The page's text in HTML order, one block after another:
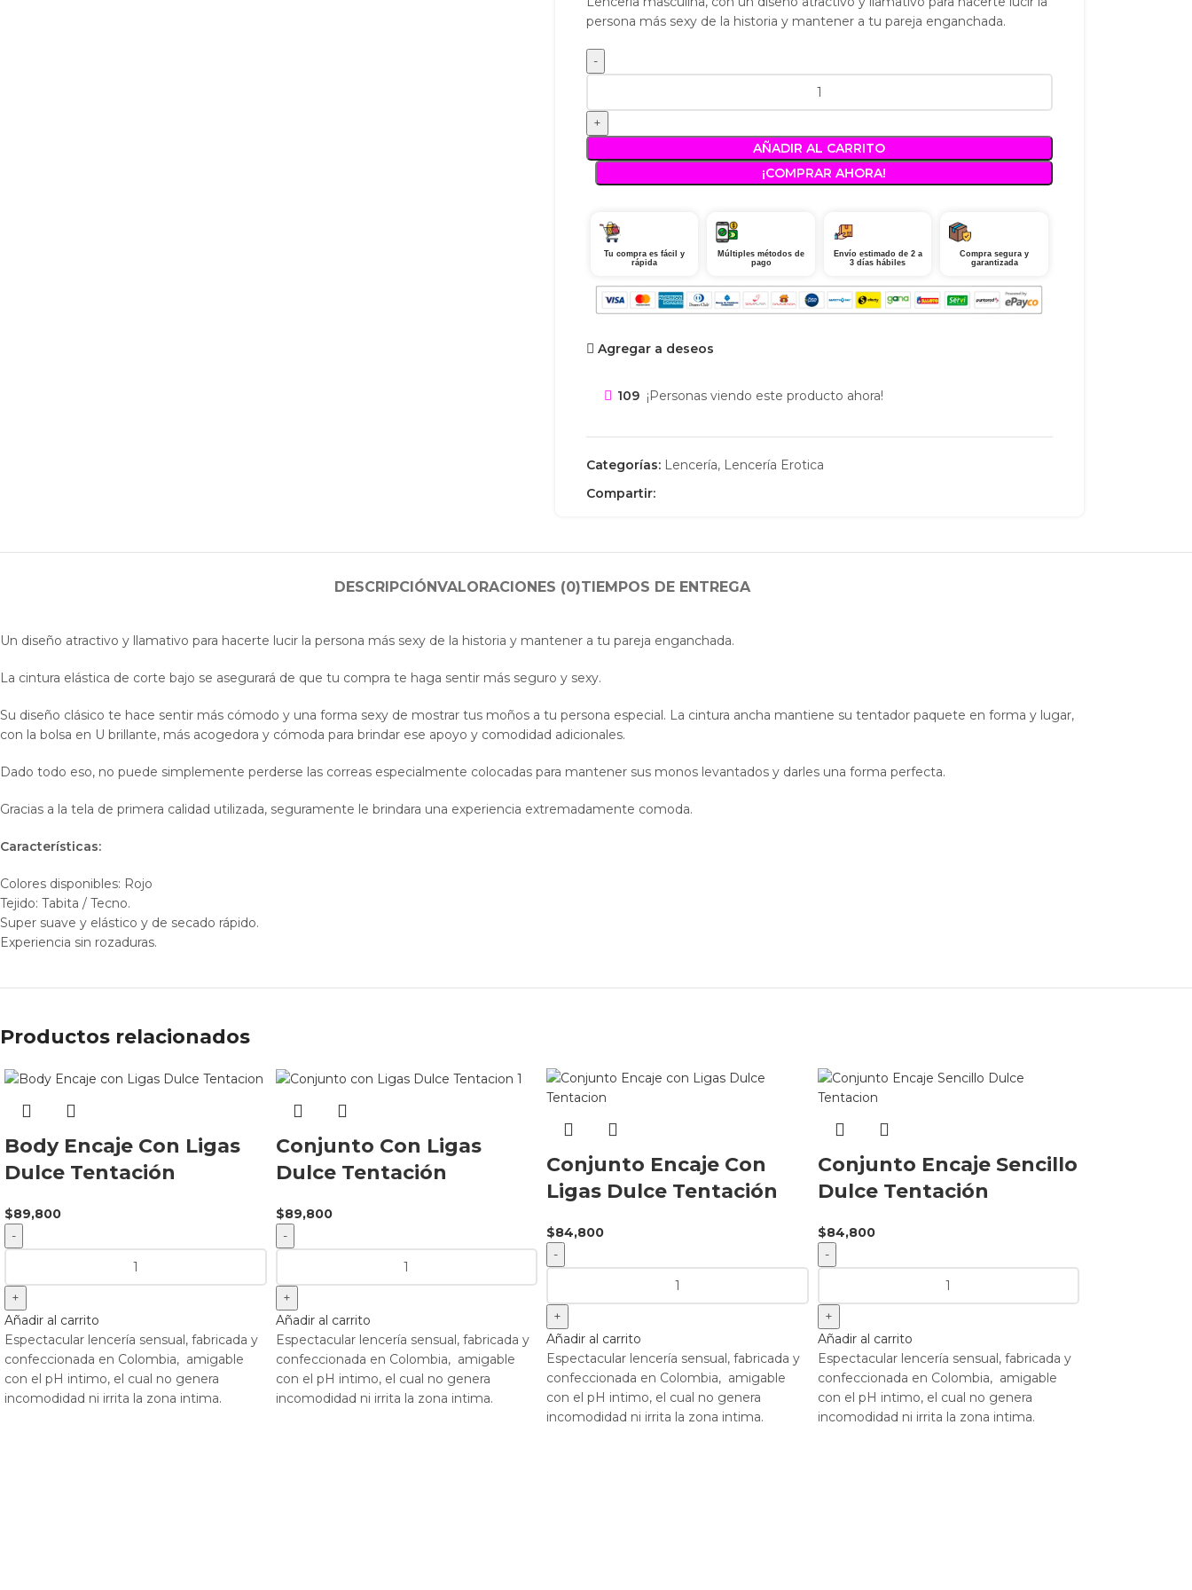
persona más sexy de la historia y mantener a tu pareja enganchada.
AÑADIR AL CARRITO
¡COMPRAR AHORA!
Tu compra es fácil y
rápida
Múltiples métodos de
pago
Envío estimado de 2 a
3 días hábiles
Compra segura y
garantizada
Agregar a deseos
109 ¡Personas viendo este producto ahora!
Categorías: Lencería, Lencería Erotica
Compartir:
DESCRIPCIÓNVALORACIONES (0)TIEMPOS DE ENTREGA
Un diseño atractivo y llamativo para hacerte lucir la persona más sexy de la historia y mantener a tu pareja enganchada.
La cintura elástica de corte bajo se asegurará de que tu compra te haga sentir más seguro y sexy.
Su diseño clásico te hace sentir más cómodo y una forma sexy de mostrar tus moños a tu persona especial. La cintura ancha mantiene su tentador paquete en forma y lugar,
con la bolsa en U brillante, más acogedora y cómoda para brindar ese apoyo y comodidad adicionales.
Dado todo eso, no puede simplemente perderse las correas especialmente colocadas para mantener sus monos levantados y darles una forma perfecta.
Gracias a la tela de primera calidad utilizada, seguramente le brindara una experiencia extremadamente comoda.
Características:
Colores disponibles: Rojo
Tejido: Tabita / Tecno.
Super suave y elástico y de secado rápido.
Experiencia sin rozaduras.
Productos relacionados
Body Encaje Con Ligas
Dulce Tentación
$89,800
Añadir al carrito
Espectacular lencería sensual, fabricada y
confeccionada en Colombia, amigable
con el pH intimo, el cual no genera
incomodidad ni irrita la zona intima.
Conjunto Con Ligas
Dulce Tentación
$89,800
Añadir al carrito
Espectacular lencería sensual, fabricada y
confeccionada en Colombia, amigable
con el pH intimo, el cual no genera
incomodidad ni irrita la zona intima.
Conjunto Encaje Con
Ligas Dulce Tentación
$84,800
Añadir al carrito
Espectacular lencería sensual, fabricada y
confeccionada en Colombia, amigable
con el pH intimo, el cual no genera
incomodidad ni irrita la zona intima.
Conjunto Encaje Sencillo
Dulce Tentación
$84,800
Añadir al carrito
Espectacular lencería sensual, fabricada y
confeccionada en Colombia, amigable
con el pH intimo, el cual no genera
incomodidad ni irrita la zona intima.